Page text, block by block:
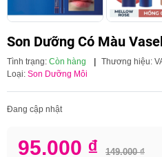
Son Dưỡng Có Màu
Tình trạng: Còn hàng | Thương hiệu:
Loại: Son Dưỡng Môi
Đang cập nhật
95.000 ₫ 149.000 ₫